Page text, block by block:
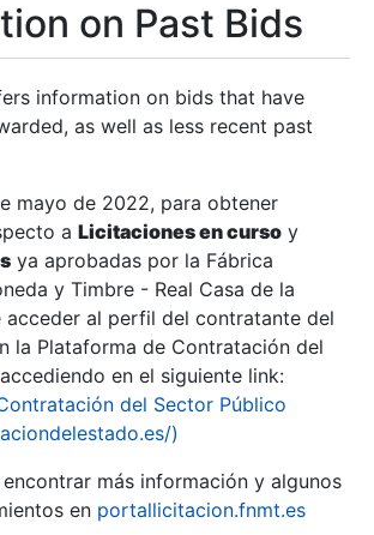
on Past Bids
information on bids that have
as well as less recent past
mayo de 2022, para obtener
a Licitaciones en curso y
ya aprobadas por la Fábrica
y Timbre - Real Casa de la
acceder al perfil del contratante del
la Plataforma de Contratación del
en el siguiente link:
del Sector Público
)
más información y algunos
en portallicitacion.fnmt.es